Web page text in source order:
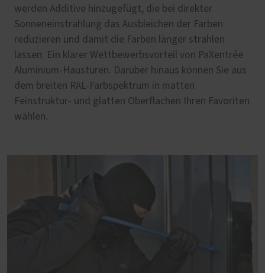
werden Additive hinzugefügt, die bei direkter
Sonneneinstrahlung das Ausbleichen der Farben
reduzieren und damit die Farben länger strahlen
lassen. Ein klarer Wettbewerbsvorteil von PaXentrée
Aluminium-Haustüren. Darüber hinaus können Sie aus
dem breiten RAL-Farbspektrum in matten
Feinstruktur- und glatten Oberflächen Ihren Favoriten
wählen.